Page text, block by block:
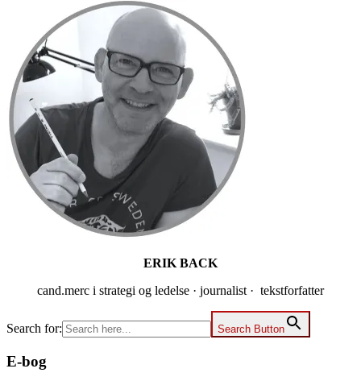
Sidebar
ERIK BACK
cand.merc i strategi og ledelse · journalist · tekstforfatter
Search for: Search Button
E-bog